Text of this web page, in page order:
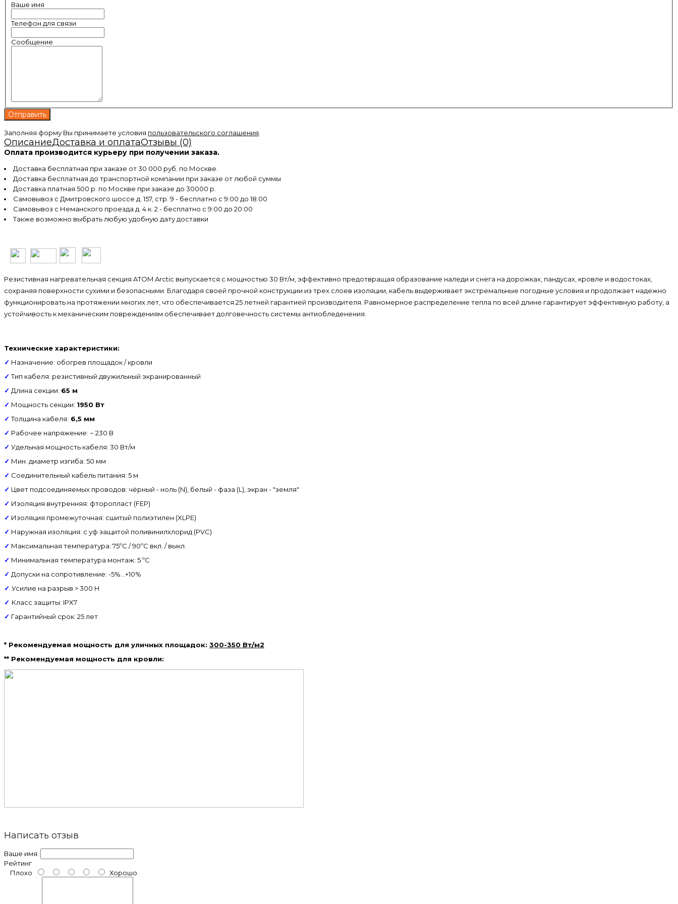
Ваше имя
Телефон для связи
Сообщение
Заполняя форму Вы принимаете условия пользовательского соглашения
ОписаниеДоставка и оплатаОтзывы (0)
Оплата производится курьеру при получении заказа.
Доставка бесплатная при заказе от 30 000 руб. по Москве.
Доставка бесплатная до транспортной компании при заказе от любой суммы
Доставка платная 500 р. по Москве при заказе до 30000 р.
Самовывоз с Дмитровского шоссе д. 157, стр. 9 - бесплатно с 9:00 до 18:00
Самовывоз с Неманского проезда д. 4 к. 2 - бесплатно с 9:00 до 20:00
Также возможно выбрать любую удобную дату доставки
Резистивная нагревательная секция ATOM Arctic выпускается с мощностью 30 Вт/м, эффективно предотвращая образование наледи и снега на дорожках, пандусах, кровле и водостоках,
сохраняя поверхности сухими и безопасными. Благодаря своей прочной конструкции из трех слоев изоляции, кабель выдерживает экстремальные погодные условия и продолжает надежно
функционировать на протяжении многих лет, что обеспечивается 25 летней гарантией производителя. Равномерное распределение тепла по всей длине гарантирует эффективную работу, а
устойчивость к механическим повреждениям обеспечивает долговечность системы антиобледенения.
Технические характеристики:
✓ Назначение: обогрев площадок / кровли
✓ Тип кабеля: резистивный двужильный экранированный
✓ Длина секции: 65 м
✓ Мощность секции: 1950 Вт
✓ Толщина кабеля: 6,5 мм
✓ Рабочее напряжение: ~ 230 В
✓ Удельная мощность кабеля: 30 Вт/м
✓ Мин. диаметр изгиба: 50 мм
✓ Соединительный кабель питания: 5 м
✓ Цвет подсоединяемых проводов: чёрный - ноль (N), белый - фаза (L), экран - "земля"
✓ Изоляция внутренняя: фторопласт (FEP)
✓ Изоляция промежуточная: сшитый полиэтилен (XLPE)
✓ Наружная изоляция: с уф защитой поливинилхлорид (PVC)
✓ Максимальная температура: 75ºС / 90ºС вкл. / выкл.
✓ Минимальная температура монтаж: 5 ºС
✓ Допуски на сопротивление: -5%...+10%
✓ Усилие на разрыв > 300 Н
✓ Класс защиты: IPX7
✓ Гарантийный срок: 25 лет
* Рекомендуемая мощность для уличных площадок: 300-350 Вт/м2
** Рекомендуемая мощность для кровли:
Написать отзыв
Ваше имя:
Рейтинг
Плохо
Хорошо